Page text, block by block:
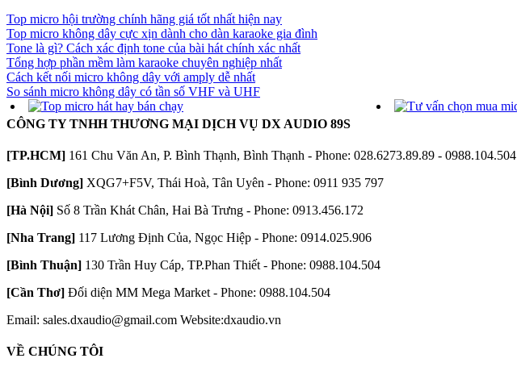
Top micro hội trường chính hãng giá tốt nhất hiện nay
Top micro không dây cực xịn dành cho dàn karaoke gia đình
Tone là gì? Cách xác định tone của bài hát chính xác nhất
Tổng hợp phần mềm làm karaoke chuyên nghiệp nhất
Cách kết nối micro không dây với amply dễ nhất
So sánh micro không dây có tần số VHF và UHF
CÔNG TY TNHH THƯƠNG MẠI DỊCH VỤ DX AUDIO 89S
[TP.HCM] 161 Chu Văn An, P. Bình Thạnh, Bình Thạnh - Phone: 028.6273.89.89 - 0988.104.504
[Bình Dương] XQG7+F5V, Thái Hoà, Tân Uyên - Phone: 0911 935 797
[Hà Nội] Số 8 Trần Khát Chân, Hai Bà Trưng - Phone: 0913.456.172
[Nha Trang] 117 Lương Định Của, Ngọc Hiệp - Phone: 0914.025.906
[Bình Thuận] 130 Trần Huy Cáp, TP.Phan Thiết - Phone: 0988.104.504
[Cần Thơ] Đối diện MM Mega Market - Phone: 0988.104.504
Email: sales.dxaudio@gmail.com Website:dxaudio.vn
VỀ CHÚNG TÔI